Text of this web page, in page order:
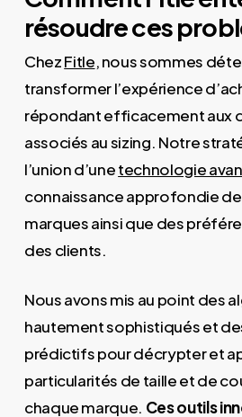
résoudre ces
ChezFitle, nous sommes
transformer l’expérience
répondant efficacement aux
associés au sizing. Notre
l’union d’unetechnologie
connaissance approfondie
marques ainsi que des
des clients.
Nous avons mis au point des
hautement sophistiqués et
prédictifs pour décrypter et
particularités de taille et de
chaque marque. Ces outils